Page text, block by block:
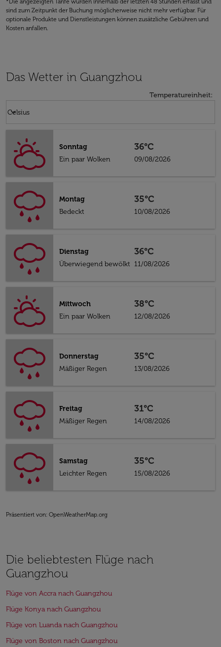
*Die angezeigten Tarife wurden innerhalb der letzten 48 Stunden erfasst und
sind zum Zeitpunkt der Buchung möglicherweise nicht mehr verfügbar. Für
optionale Produkte und Dienstleistungen können zusätzliche Gebühren und
Kosten anfallen.
Das Wetter in Guangzhou
Temperatureinheit:
Celsius
keyboard_arrow_down
Sonntag
Ein paar Wolken
36°C
09/08/2026
Montag
Bedeckt
35°C
10/08/2026
Dienstag
Überwiegend bewölkt
36°C
11/08/2026
Mittwoch
Ein paar Wolken
38°C
12/08/2026
Donnerstag
Mäßiger Regen
35°C
13/08/2026
Freitag
Mäßiger Regen
31°C
14/08/2026
Samstag
Leichter Regen
35°C
15/08/2026
Präsentiert von: OpenWeatherMap.org
Die beliebtesten Flüge nach
Guangzhou
Flüge von Accra nach Guangzhou
Flüge Konya nach Guangzhou
Flüge von Luanda nach Guangzhou
Flüge von Boston nach Guangzhou